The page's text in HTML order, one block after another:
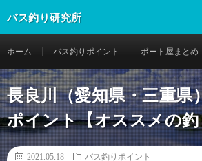
バス釣り研究所
ホーム バス釣りポイント ボート屋まとめ
長良川（愛知県・三重県
ポイント【オススメの
2021.05.18
バス釣りポイント